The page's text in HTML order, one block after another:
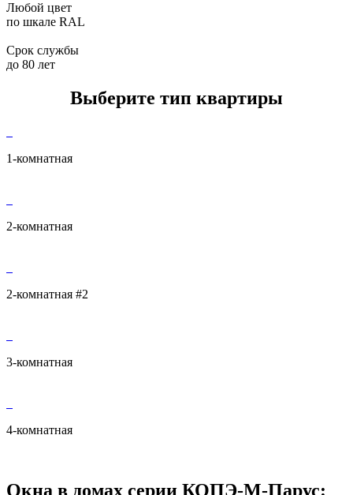
Любой цвет
по шкале RAL
Срок службы
до 80 лет
Выберите тип квартиры
1-комнатная
2-комнатная
2-комнатная #2
3-комнатная
4-комнатная
Окна в домах серии КОПЭ-М-Парус: